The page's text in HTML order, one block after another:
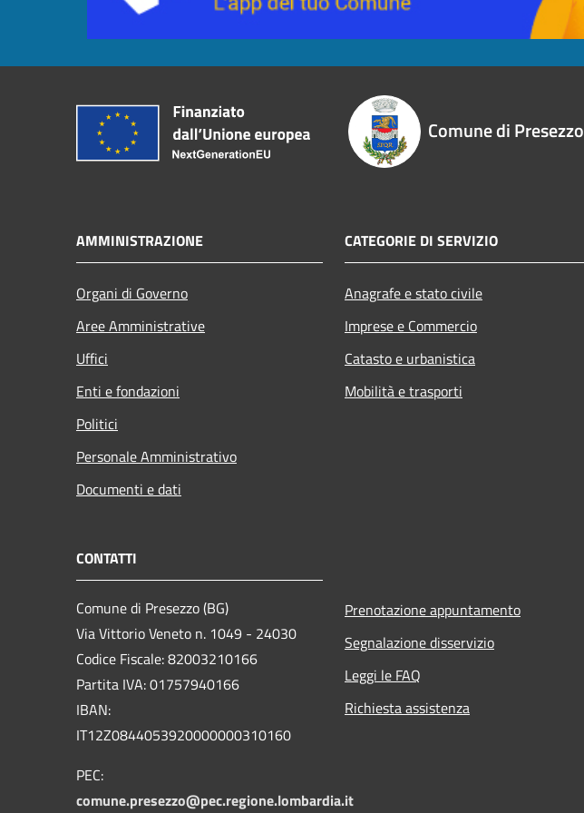
Comune di Presezzo
AMMINISTRAZIONE
Organi di Governo
Aree Amministrative
Uffici
Enti e fondazioni
Politici
Personale Amministrativo
Documenti e dati
CATEGORIE DI SERVIZIO
Anagrafe e stato civile
Imprese e Commercio
Catasto e urbanistica
Mobilità e trasporti
CONTATTI
Comune di Presezzo (BG)
Via Vittorio Veneto n. 1049 - 24030
Codice Fiscale: 82003210166
Partita IVA: 01757940166
IBAN:
IT12Z0844053920000000310160
PEC:
comune.presezzo@pec.regione.lombardia.it
Prenotazione appuntamento
Segnalazione disservizio
Leggi le FAQ
Richiesta assistenza